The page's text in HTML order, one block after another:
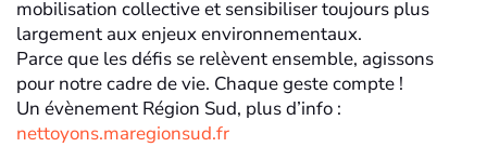
mobilisation collective et sensibiliser toujours plus
largement aux enjeux environnementaux.
Parce que les défis se relèvent ensemble, agissons
pour notre cadre de vie. Chaque geste compte !
Un évènement Région Sud, plus d’info :
nettoyons.maregionsud.fr